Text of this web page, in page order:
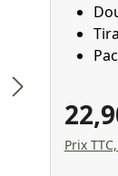
Prix